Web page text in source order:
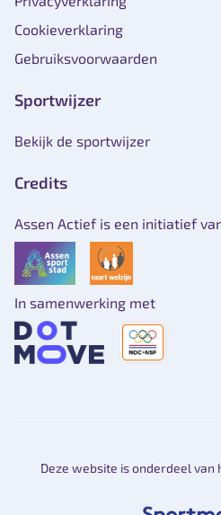
Cookieverklaring
Gebruiksvoorwaarden
Sportwijzer
Bekijk de sportwijzer
Credits
Assen Actief is een initiatief
In samenwerking met
Deze website is onderdeel